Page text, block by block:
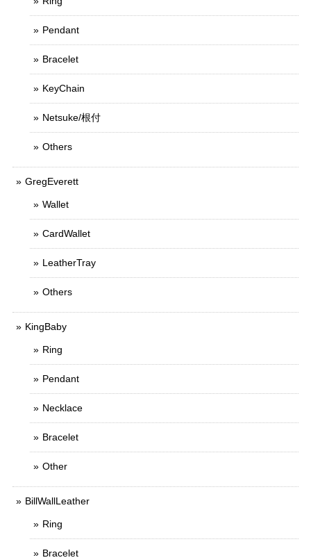
Pendant
Bracelet
KeyChain
Netsuke/根付
Others
GregEverett
Wallet
CardWallet
LeatherTray
Others
KingBaby
Ring
Pendant
Necklace
Bracelet
Other
BillWallLeather
Ring
Bracelet